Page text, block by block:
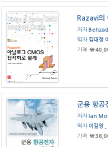
Razavi의
저자
역자 김대정
가격
군용 항공
저자 Ian
역자 이길영 ,
가격